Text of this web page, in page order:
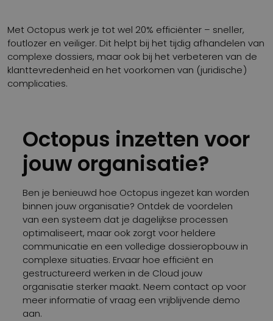
Met Octopus werk je tot wel 20% efficiënter – sneller,
foutlozer en veiliger. Dit helpt bij het tijdig afhandelen van
complexe dossiers, maar ook bij het verbeteren van de
klanttevredenheid en het voorkomen van (juridische)
complicaties.
Octopus inzetten voor
jouw organisatie?
Ben je benieuwd hoe Octopus ingezet kan worden
binnen jouw organisatie? Ontdek de voordelen
van een systeem dat je dagelijkse processen
optimaliseert, maar ook zorgt voor heldere
communicatie en een volledige dossieropbouw in
complexe situaties. Ervaar hoe efficiënt en
gestructureerd werken in de Cloud jouw
organisatie sterker maakt. Neem contact op voor
meer informatie of vraag een vrijblijvende demo
aan.